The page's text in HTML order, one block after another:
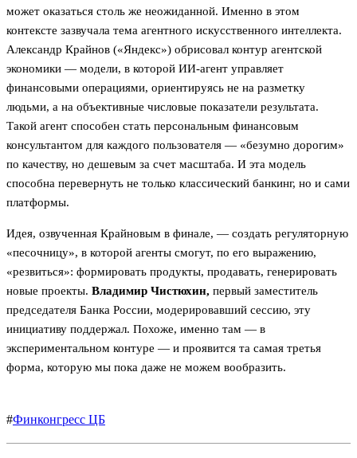
может оказаться столь же неожиданной. Именно в этом
контексте зазвучала тема агентного искусственного интеллекта.
Александр Крайнов («Яндекс») обрисовал контур агентской
экономики — модели, в которой ИИ-агент управляет
финансовыми операциями, ориентируясь не на разметку
людьми, а на объективные числовые показатели результата.
Такой агент способен стать персональным финансовым
консультантом для каждого пользователя — «безумно дорогим»
по качеству, но дешевым за счет масштаба. И эта модель
способна перевернуть не только классический банкинг, но и сами
платформы.
Идея, озвученная Крайновым в финале, — создать регуляторную
«песочницу», в которой агенты смогут, по его выражению,
«резвиться»: формировать продукты, продавать, генерировать
новые проекты. Владимир Чистюхин, первый заместитель
председателя Банка России, модерировавший сессию, эту
инициативу поддержал. Похоже, именно там — в
экспериментальном контуре — и проявится та самая третья
форма, которую мы пока даже не можем вообразить.
#Финконгресс ЦБ